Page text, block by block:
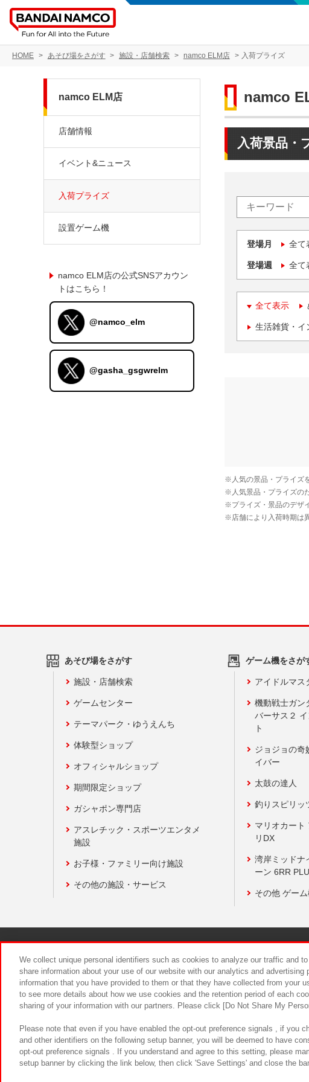
HOME あそび場をさがす 施設・店舗検索 namco ELM店 入荷プライズ
namco
入荷景品・
登場月 全て
登場週 全て
全て表示
生活雑貨・イ
namco ELM店
店舗情報
イベント&ニュース
入荷プライズ
設置ゲーム機
namco ELM店の公式SNSアカウン
トはこちら！
@namco_elm
@gasha_gsgwrelm
あそび場をさがす
施設・店舗検索
ゲームセンター
テーマパーク・ゆうえんち
体験型ショップ
オフィシャルショップ
期間限定ショップ
ガシャポン専門店
アスレチック・スポーツエンタメ
施設
お子様・ファミリー向け施設
その他の施設・サービス
ゲーム機をさが
アイドルマス
機動戦士ガン
バーサス２
ト
ジョジョの奇
イバー
太鼓の達人
釣りスピリッ
マリオカート
リDX
湾岸ミッドナ
ーン 6RR
その他 ゲー
食品のご提供につい
We collect unique personal identifiers such as cookies to analyze our traffic and
share information about your use of our website with our analytics and
information that you have provided to them or that they have collected from your
to see more details about how we use cookies and the retention period of each
sharing of your information with our partners. Please click [Do Not Share My
Please note that even if you have enabled the opt-out preference signals , if you
and other identifiers on the following setup banner, you will be deemed to have
opt-out preference signals . If you understand and agree to this setting, please
setup banner by clicking the link below, then click 'Save Settings' and close the